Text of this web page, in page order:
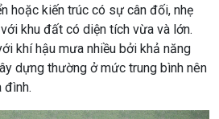
hoặc kiến trúc có sự cân đối, nhẹ
khu đất có diện tích vừa và lớn.
khí hậu mưa nhiều bởi khả năng
dựng thường ở mức trung bình nên
đình.